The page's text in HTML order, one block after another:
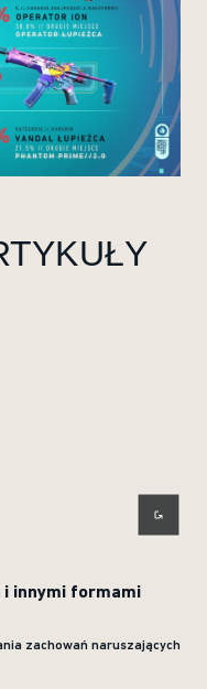
i innymi formami
zachowań naruszających